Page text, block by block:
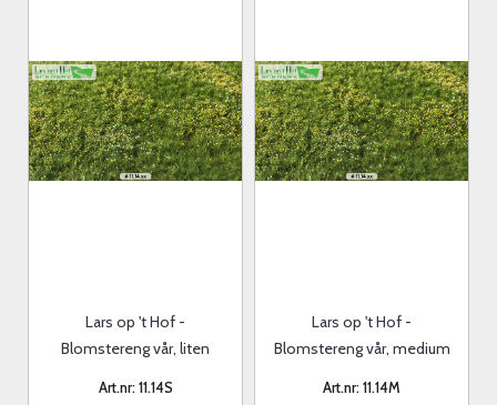
Lars op 't Hof -
Blomstereng vår, liten
Art.nr: 11.14S
Lars op 't Hof -
Blomstereng vår, medium
Art.nr: 11.14M